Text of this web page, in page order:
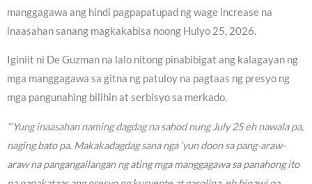
manggagawa ang hindi pagpapatupad ng wage increase na
inaasahan sanang magkakabisa noong Hulyo 25, 2026.
Iginiit ni De Guzman na lalo nitong pinabibigat ang kalagayan ng
mga manggagawa sa gitna ng patuloy na pagtaas ng presyo ng
mga pangunahing bilihin at serbisyo sa merkado.
“‘Yung inaasahan naming dagdag na sahod nung July 25 eh nawala pa,
naging bato pa. Makakadagdag sana nga ‘yun doon sa pang-araw-
araw na pangangailangan ng ating mga manggagawa sa panahong ito